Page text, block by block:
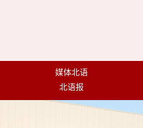
媒体北语
北语报